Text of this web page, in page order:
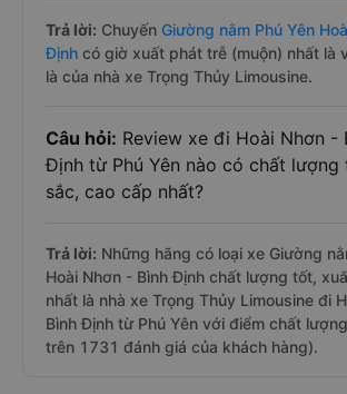
Trả lời: Chuyến Giường nằm Phú Yên
Định có giờ xuất phát trễ (muộn) nhất là
là của nhà xe Trọng Thủy Limousine.
Câu hỏi: Review xe đi Hoài Nhơn -
Định từ Phú Yên nào có chất lượng
sắc, cao cấp nhất?
Trả lời: Những hãng có loại xe Giường
Hoài Nhơn - Bình Định chất lượng tốt,
nhất là nhà xe Trọng Thủy Limousine đi
Bình Định từ Phú Yên với điểm chất
trên 1731 đánh giá của khách hàng).